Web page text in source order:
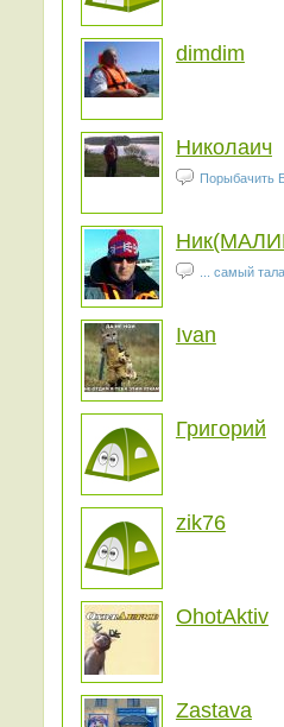
dimdim
Николаич
Порыбачить
... самый
Ivan
Григорий
zik76
OhotAktiv
Zastava